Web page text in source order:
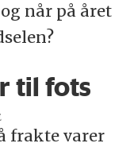
når på året
til fots
frakte varer